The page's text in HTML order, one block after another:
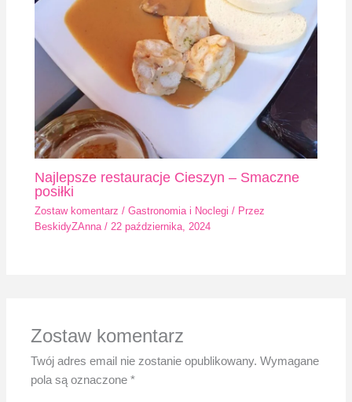
Najlepsze restauracje Cieszyn – Smaczne
posiłki
Zostaw komentarz /Gastronomia i Noclegi / Przez
BeskidyZAnna/22 października, 2024
Zostaw komentarz
Twój adres email nie zostanie opublikowany. Wymagane
pola są oznaczone*